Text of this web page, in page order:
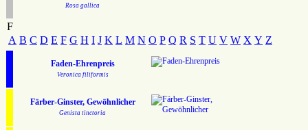
Rosa gallica
F
A B C D E F G H I J K L M N O P Q R S T U V W X Y Z
Faden-Ehrenpreis
Veronica filiformis
Färber-Ginster, Gewöhnlicher
Genista tinctoria